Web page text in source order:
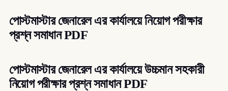
পোস্টমাস্টার জেনারেল এর কার্যালয়ে নিয়োগ পরীক্ষার
প্রশ্ন সমাধান PDF
পোস্টমাস্টার জেনারেল এর কার্যালয়ে উচ্চমান সহকারী
নিয়োগ পরীক্ষার প্রশ্ন সমাধান PDF